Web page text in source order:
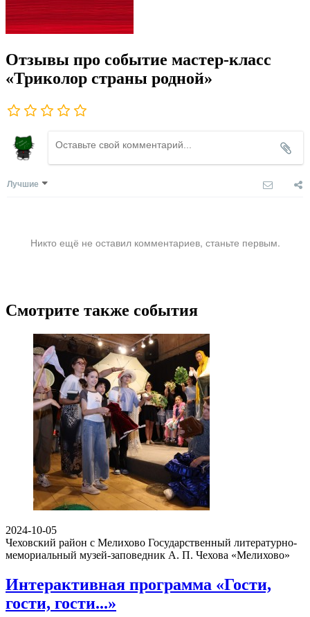
Отзывы про событие мастер-класс
«Триколор страны родной»
Лучшие
Никто ещё не оставил комментариев, станьте первым.
Смотрите также события
2024-10-05
Чеховский район с Мелихово Государственный литературно-
мемориальный музей-заповедник А. П. Чехова «Мелихово»
Интерактивная программа «Гости,
гости, гости...»